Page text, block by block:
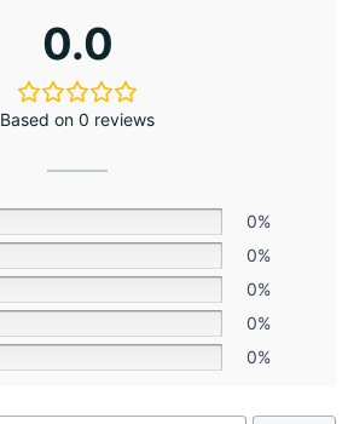
0.0
Based on 0 reviews
0%
0%
0%
0%
0%